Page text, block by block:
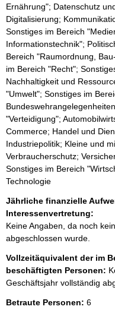
Ernährung"; Datenschutz
Digitalisierung;
Sonstiges im Bereich
Informationstechnik";
Bereich "Raumordnung,
im Bereich "Recht";
Nachhaltigkeit und
"Umwelt"; Sonstiges im
"Verteidigung";
Commerce; Handel und
Industriepolitik; Kleine und
Verbraucherschutz;
Sonstiges im Bereich
Technologie
Jährliche finanzielle
Interessenvertretung:
Keine Angaben, da noch
abgeschlossen wurde.
Vollzeitäquivalent der im
beschäftigten Personen:
Geschäftsjahr vollständig
Betraute Personen: 6